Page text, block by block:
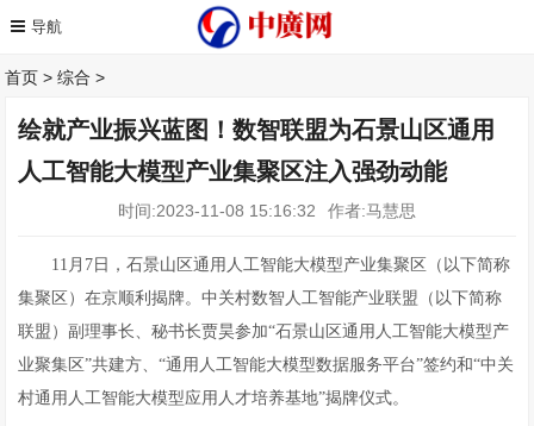
首页 >综合 >
绘就产业振兴蓝图！数智联盟为石景山区通用
人工智能大模型产业集聚区注入强劲动能
时间:2023-11-08 15:16:32 作者:马慧思
11月7日，石景山区通用人工智能大模型产业集聚区（以下简称
集聚区）在京顺利揭牌。中关村数智人工智能产业联盟（以下简称
联盟）副理事长、秘书长贾昊参加“石景山区通用人工智能大模型产
业聚集区”共建方、“通用人工智能大模型数据服务平台”签约和“中关
村通用人工智能大模型应用人才培养基地”揭牌仪式。